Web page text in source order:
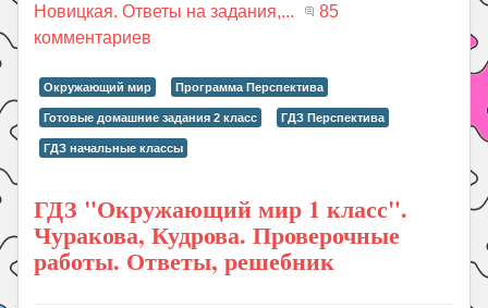
Новицкая. Ответы на задания,...
85
комментариев
Окружающий мир Программа Перспектива
Готовые домашние задания 2 класс ГДЗ Перспектива
ГДЗ начальные классы
ГДЗ "Окружающий мир 1 класс".
Чуракова, Кудрова. Проверочные
работы. Ответы, решебник